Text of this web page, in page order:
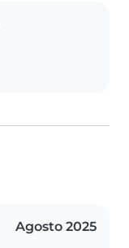
Agosto 2025